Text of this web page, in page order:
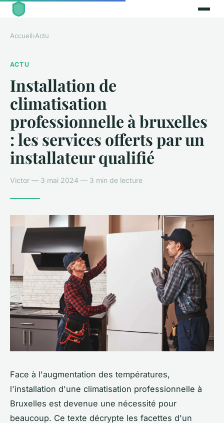
Accueil›Actu
ACTU
Installation de
climatisation
professionnelle à bruxelles
: les services offerts par un
installateur qualifié
Victor — 3 mai 2024 — 3 min de lecture
Face à l'augmentation des températures,
l'installation d'une climatisation professionnelle à
Bruxelles est devenue une nécessité pour
beaucoup. Ce texte décrypte les facettes d'un